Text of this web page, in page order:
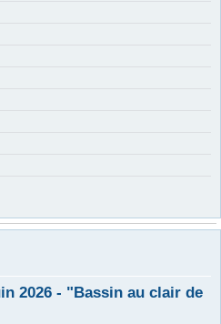
2026 - "Bassin au clair de